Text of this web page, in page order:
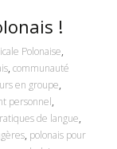
!
Polonaise,
, communauté
en groupe,
personnel,
de langue,
, polonais pour